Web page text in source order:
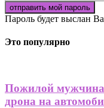
Пароль будет выслан
Это популярно
Пожилой мужчина
дрона на